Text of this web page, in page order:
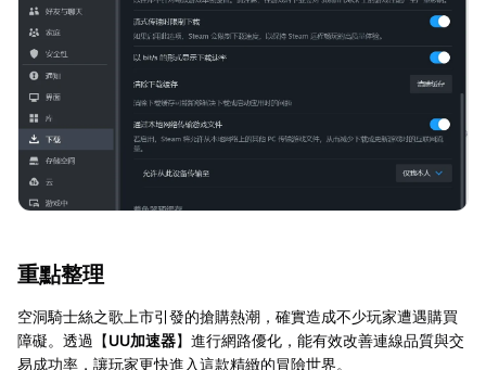
重點整理
空洞騎士絲之歌上市引發的搶購熱潮，確實造成不少玩家遭遇購買
障礙。透過【UU加速器】進行網路優化，能有效改善連線品質與交
易成功率，讓玩家更快進入這款精緻的冒險世界。